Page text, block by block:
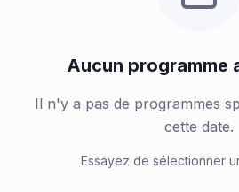
Aucun programme
Il n'y a pas de programmes
cette date.
Essayez de sélectionner